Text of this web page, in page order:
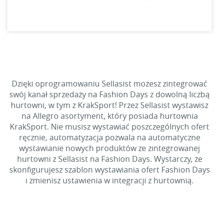
Dzięki oprogramowaniu Sellasist możesz zintegrować
swój kanał sprzedaży na Fashion Days z dowolną liczbą
hurtowni, w tym z KrakSport! Przez Sellasist wystawisz
na Allegro asortyment, który posiada hurtownia
KrakSport. Nie musisz wystawiać poszczególnych ofert
ręcznie, automatyzacja pozwala na automatyczne
wystawianie nowych produktów ze zintegrowanej
hurtowni z Sellasist na Fashion Days. Wystarczy, że
skonfigurujesz szablon wystawiania ofert Fashion Days
i zmienisz ustawienia w integracji z hurtownią.